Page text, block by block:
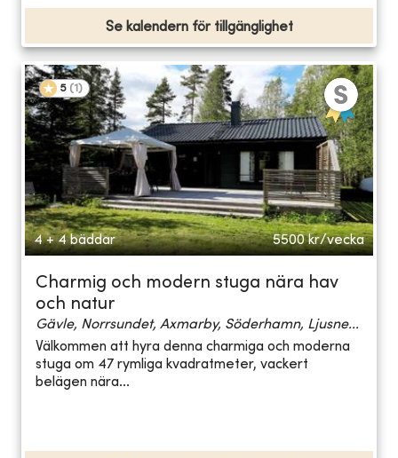
Se kalendern för tillgänglighet
5 (1 )
4 + 4 bäddar 5500 kr/vecka
Charmig och modern stuga nära hav
och natur
Gävle, Norrsundet, Axmarby, Söderhamn, Ljusne...
Välkommen att hyra denna charmiga och moderna
stuga om 47 rymliga kvadratmeter, vackert
belägen nära...